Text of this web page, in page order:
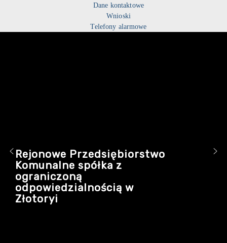
Dane kontaktowe
Wnioski
Telefony alarmowe
Rejonowe Przedsiębiorstwo
Komunalne spółka z
ograniczoną
odpowiedzialnością w
Złotoryi